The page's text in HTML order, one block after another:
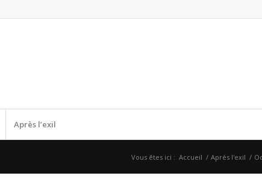
Après l’exil
Vous êtes ici : Accueil / Après l'exil /